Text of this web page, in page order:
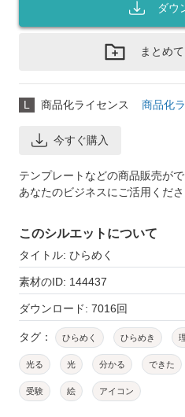
ダウ
まとめ
L 商品化ライセンス 商品化
今すぐ購入
テンプレートなどの商品販売が
あなたのビジネスにご活用くださ
このシルエットについて
タイトル: ひらめく
素材のID: 144437
ダウンロード: 7016回
タグ： ひらめく ひらめき
光る 光 分かる できた
受験 絵 アイコン